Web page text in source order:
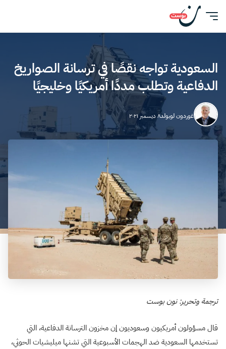
السعودية تواجه نقصًا في ترسانة الصواريخ
الدفاعية وتطلب مددًا أمريكيًا وخليجيًا
غوردون لوبولد٨ ديسمبر ٢٠٢١
ترجمة وتحرير: نون بوست
قال مسؤولون أمريكيون وسعوديون إن مخزون الترسانة الدفاعية، التي
تستخدمها السعودية ضد الهجمات الأسبوعية التي تشنها ميليشيات الحوثي،